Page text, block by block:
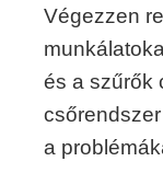
Végezzen
és a szűrők
a